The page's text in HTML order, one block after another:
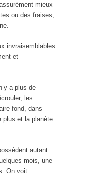
mieux
ou des fraises,
invraisemblables
et
a plus de
les
fond, dans
plus et la planète
autant
mois, une
On voit